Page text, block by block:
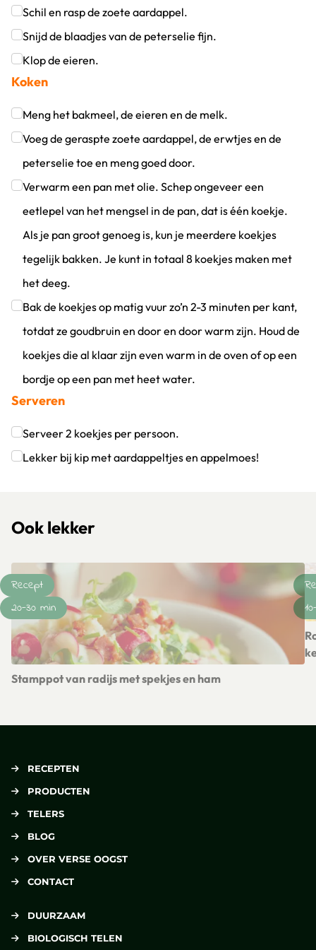
Schil en rasp de zoete aardappel.
Klik om dit selectievakje aan te vinken
Snijd de blaadjes van de peterselie fijn.
Klik om dit selectievakje aan te vinken
Klop de eieren.
Klik om dit selectievakje aan te vinken
Koken
Meng het bakmeel, de eieren en de melk.
Klik om dit selectievakje aan te vinken
Voeg de geraspte zoete aardappel, de erwtjes en de
peterselie toe en meng goed door.
Klik om dit selectievakje aan te vinken
Verwarm een pan met olie. Schep ongeveer een
eetlepel van het mengsel in de pan, dat is één koekje.
Als je pan groot genoeg is, kun je meerdere koekjes
tegelijk bakken. Je kunt in totaal 8 koekjes maken met
het deeg.
Klik om dit selectievakje aan te vinken
Bak de koekjes op matig vuur zo’n 2-3 minuten per kant,
totdat ze goudbruin en door en door warm zijn. Houd de
koekjes die al klaar zijn even warm in de oven of op een
bordje op een pan met heet water.
Klik om dit selectievakje aan te vinken
Serveren
Serveer 2 koekjes per persoon.
Klik om dit selectievakje aan te vinken
Lekker bij kip met aardappeltjes en appelmoes!
Ook lekker
Stamppot van radijs met spekjes en ham
Recept
20-30 min
RECEPTEN
PRODUCTEN
TELERS
BLOG
OVER VERSE OOGST
CONTACT
DUURZAAM
BIOLOGISCH TELEN